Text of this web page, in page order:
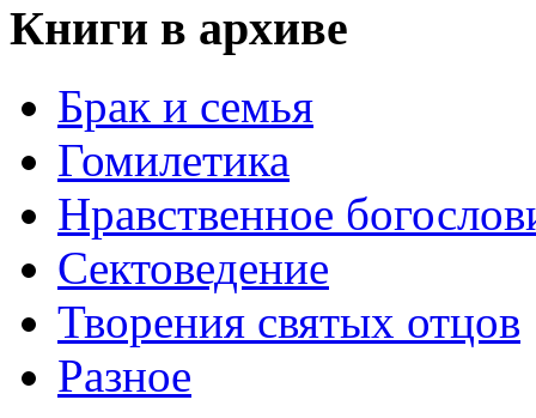
Книги в архиве
Брак и семья
Гомилетика
Нравственное
Сектоведение
Творения святых отцов
Разное